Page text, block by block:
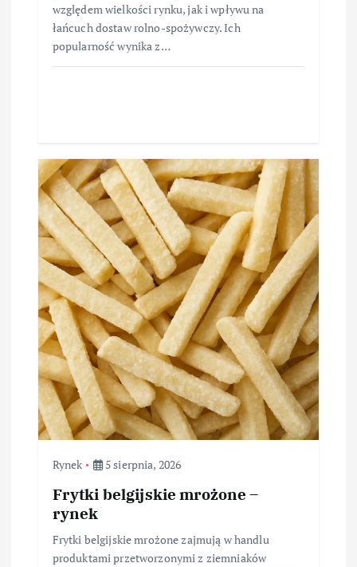
względem wielkości rynku, jak i wpływu na
łańcuch dostaw rolno-spożywczy. Ich
popularność wynika z…
Rynek 5 sierpnia, 2026
Frytki belgijskie mrożone –
rynek
Frytki belgijskie mrożone zajmują w handlu
produktami przetworzonymi z ziemniaków